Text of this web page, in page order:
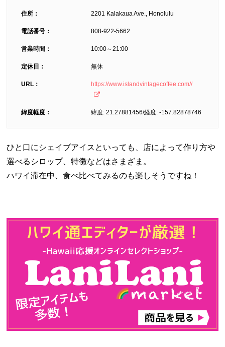
住所： 2201 Kalakaua Ave., Honolulu
電話番号： 808-922-5662
営業時間： 10:00～21:00
定休日： 無休
URL： https://www.islandvintagecoffee.com//
緯度軽度： 緯度: 21.27881456/経度: -157.82878746
ひと口にシェイブアイスといっても、店によって作り方や
選べるシロップ、特徴などはさまざま。
ハワイ滞在中、食べ比べてみるのも楽しそうですね！